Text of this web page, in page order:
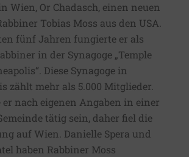
Wien, Or Chadasch, einen neuen
Tobias Moss aus den USA.
fünf Jahren fungierte er als
in der Synagoge „Temple
Diese Synagoge in
zählt mehr als 5.000 Mitglieder.
nach eigenen Angaben in einer
tätig sein, daher fiel die
auf Wien. Danielle Spera und
haben Rabbiner Moss